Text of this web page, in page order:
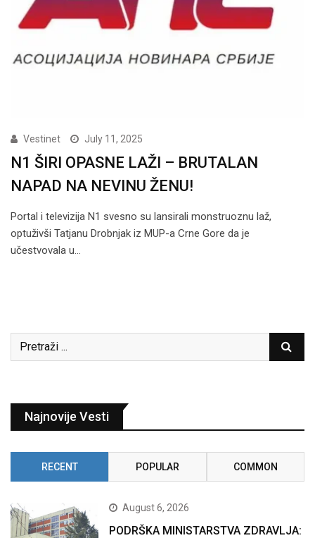
Vestinet July 11, 2025
N1 ŠIRI OPASNE LAŽI – BRUTALAN
NAPAD NA NEVINU ŽENU!
Portal i televizija N1 svesno su lansirali monstruoznu laž,
optuživši Tatjanu Drobnjak iz MUP-a Crne Gore da je
učestvovala u…
Najnovije Vesti
RECENT POPULAR COMMON
August 6, 2026
PODRŠKA MINISTARSTVA ZDRAVLJA: